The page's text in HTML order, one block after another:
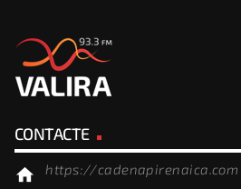
CONTACTE
home https://cadenapirenaica.com